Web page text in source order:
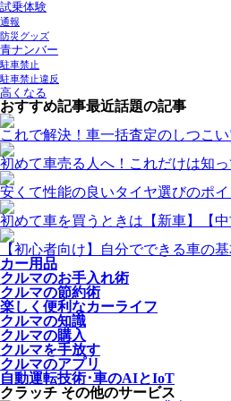
試乗体験
通報
防災グッズ
青ナンバー
駐車禁止
駐車禁止違反
高くなる
おすすめ記事最近話題の記事
これで解決！車一括査定のしつこ
初めて車売る人へ！これだけは知
安くて性能の良いタイヤ選びのポイ
初めて車を買うときは【新車】【
【初心者向け】自分でできる車の
カー用品
クルマのお手入れ術
クルマの節約術
楽しく便利なカーライフ
クルマの知識
クルマの購入
クルマを手放す
クルマのアプリ
自動運転技術･車のAIとIoT
クラッチ その他のサービス